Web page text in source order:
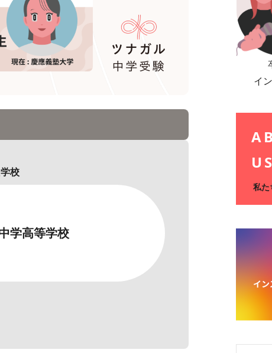
校
学高等学校
イ
US
私た